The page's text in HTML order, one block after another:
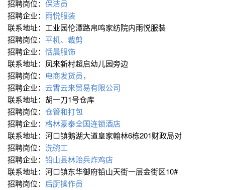
招聘岗位： 保洁员
招聘企业： 雨悦服装
联系地址：工业园伦潭路帛鸣家纺院内雨悦服装
招聘岗位： 平机、裁剪
招聘企业： 恬晨服饰
联系地址：凤来新村超启幼儿园旁边
招聘岗位： 电商发货员，
招聘企业： 云霄云来贸易有限公司
联系地址：胡一刀1号仓库
招聘岗位： 仓管和打包
招聘企业： 格林豪泰全国连锁酒店
联系地址：河口镇鹅湖大道皇家翰林6栋201财政局对
招聘岗位： 洗碗工
招聘企业： 铅山县林贻兵炸鸡店
联系地址：河口镇东华御府铅山天街一层金街区10#
招聘岗位： 后厨操作员